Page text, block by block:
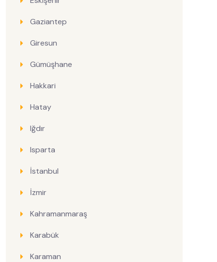
Gaziantep
Giresun
Gümüşhane
Hakkari
Hatay
Iğdır
Isparta
İstanbul
İzmir
Kahramanmaraş
Karabük
Karaman